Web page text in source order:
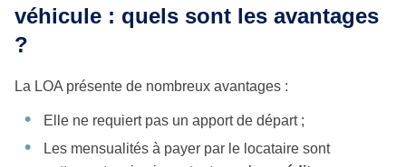
véhicule : quels sont les avantages
?
La LOA présente de nombreux avantages :
Elle ne requiert pas un apport de départ ;
Les mensualités à payer par le locataire sont